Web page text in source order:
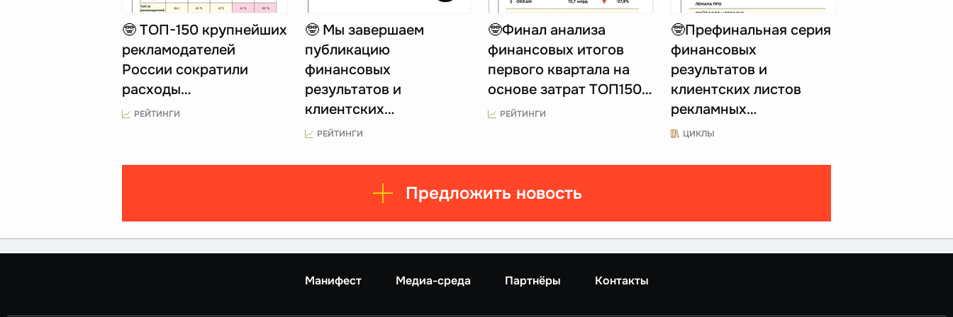
🤓 ТОП-150 крупнейших
рекламодателей
России сократили
расходы…
РЕЙТИНГИ
🤓 Мы завершаем
публикацию
финансовых
результатов и
клиентских…
РЕЙТИНГИ
🤓Финал анализа
финансовых итогов
первого квартала на
основе затрат ТОП150…
РЕЙТИНГИ
🤓Префинальная серия
финансовых
результатов и
клиентских листов
рекламных…
ЦИКЛЫ
Предложить новость
Манифест Медиа-среда Партнёры Контакты